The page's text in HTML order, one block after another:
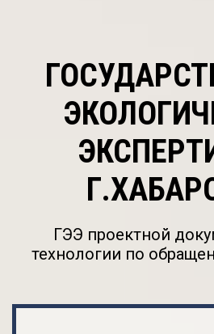
ГЭЭ проектной
технологии по